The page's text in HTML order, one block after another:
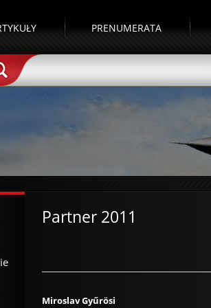
PRENUMERATA
Partner 2011
Miroslav Gyűrösi